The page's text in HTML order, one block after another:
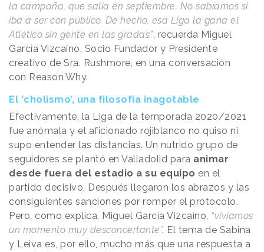
la campaña, que salía en septiembre. No sabíamos si
iba a ser con público. De hecho, esa Liga la gana el
Atlético sin gente en las gradas”, recuerda Miguel
García Vizcaíno, Socio Fundador y Presidente
creativo de Sra. Rushmore, en una conversación
con Reason Why.
El ‘cholismo’, una filosofía inagotable
Efectivamente, la Liga de la temporada 2020/2021
fue anómala y el aficionado rojiblanco no quiso ni
supo entender las distancias. Un nutrido grupo de
seguidores se plantó en Valladolid para animar
desde fuera del estadio a su equipo en el
partido decisivo. Después llegaron los abrazos y las
consiguientes sanciones por romper el protocolo.
Pero, como explica, Miguel García Vizcaíno, “vivíamos
un momento muy desconcertante”. El tema de Sabina
y Leiva es, por ello, mucho más que una respuesta a